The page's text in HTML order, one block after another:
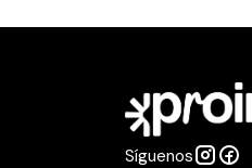
Síguenos